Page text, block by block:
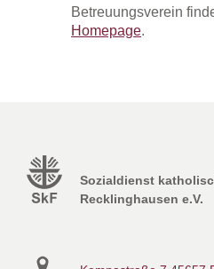
Betreuungsverein
Homepage.
Sozialdienst
Recklinghausen e.V.